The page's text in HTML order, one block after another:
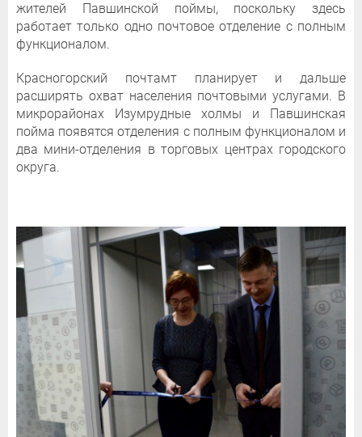
жителей Павшинской поймы, поскольку здесь
работает только одно почтовое отделение с полным
функционалом.
Красногорский почтамт планирует и дальше
расширять охват населения почтовыми услугами. В
микрорайонах Изумрудные холмы и Павшинская
пойма появятся отделения с полным функционалом и
два мини-отделения в торговых центрах городского
округа.